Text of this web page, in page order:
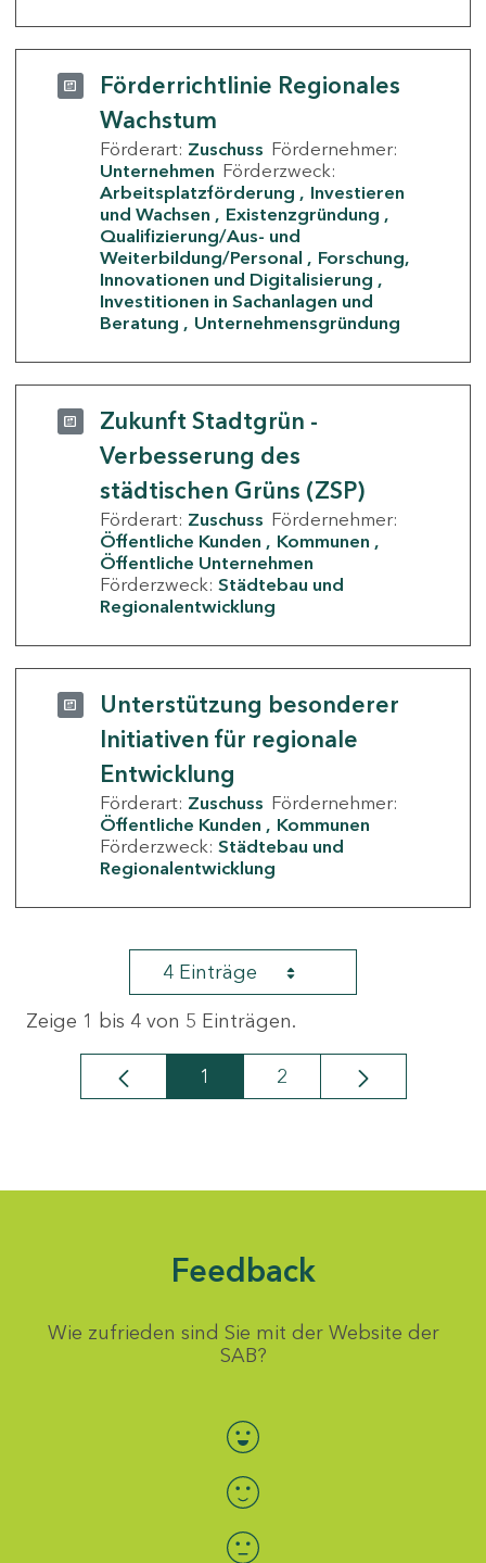
Förderrichtlinie Regionales
Wachstum
Förderart: Zuschuss Fördernehmer:
Unternehmen Förderzweck:
Arbeitsplatzförderung
Investieren
und Wachsen
Existenzgründung
Qualifizierung/Aus- und
Weiterbildung/Personal
Forschung,
Innovationen und Digitalisierung
Investitionen in Sachanlagen und
Beratung
Unternehmensgründung
Zukunft Stadtgrün -
Verbesserung des
städtischen Grüns (ZSP)
Förderart: Zuschuss Fördernehmer:
Öffentliche Kunden
Kommunen
Öffentliche Unternehmen
Förderzweck: Städtebau und
Regionalentwicklung
Unterstützung besonderer
Initiativen für regionale
Entwicklung
Förderart: Zuschuss Fördernehmer:
Öffentliche Kunden
Kommunen
Förderzweck: Städtebau und
Regionalentwicklung
4 Einträge
Zeige 1 bis 4 von 5 Einträgen.
Seite
1 Seite
2
Feedback
Wie zufrieden sind Sie mit der Website der
SAB?
Bewertung auswählen